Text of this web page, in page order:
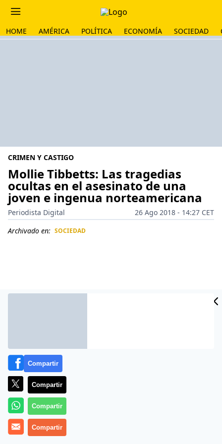
HOME AMÉRICA POLÍTICA ECONOMÍA SOCIEDAD
CRIMEN Y CASTIGO
Mollie Tibbetts: Las tragedias
ocultas en el asesinato de una
joven e ingenua norteamericana
Periodista Digital
26 Ago 2018 - 14:27 CET
Archivado en: SOCIEDAD
Más información
Compartir
Compartir
Compartir
Compartir